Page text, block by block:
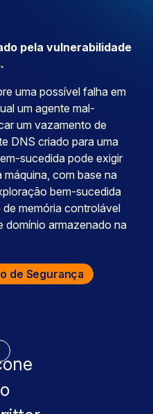
pela vulnerabilidade
uma possível falha em
um agente mal-
um vazamento de
DNS criado para uma
sucedida pode exigir
máquina, com base na
bem-sucedida
memória controlável
domínio armazenado na
de Segurança